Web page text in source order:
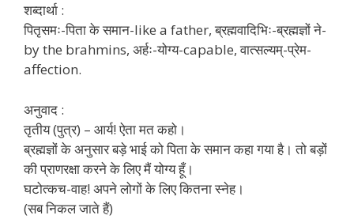
शब्दार्था :
पितृसमः-पिता के समान-like a father, ब्रह्मवादिभिः-ब्रह्मज्ञों ने-
by the brahmins, अर्हः-योग्य-capable, वात्सल्यम्-प्रेम-
affection.
अनुवाद :
तृतीय (पुत्र) – आर्य! ऐता मत कहो।
ब्रह्मज्ञों के अनुसार बड़े भाई को पिता के समान कहा गया है। तो बड़ों
की प्राणरक्षा करने के लिए मैं योग्य हूँ।
घटोत्कच-वाह! अपने लोगों के लिए कितना स्नेह।
(सब निकल जाते हैं)